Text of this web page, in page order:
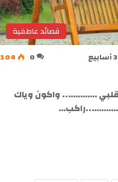
قصائد عاطفية
0
104
قلبي ………….. واكون وياك